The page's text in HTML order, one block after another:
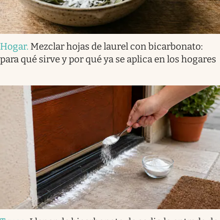
Hogar. Mezclar hojas de laurel con bicarbonato:
para qué sirve y por qué ya se aplica en los hogares